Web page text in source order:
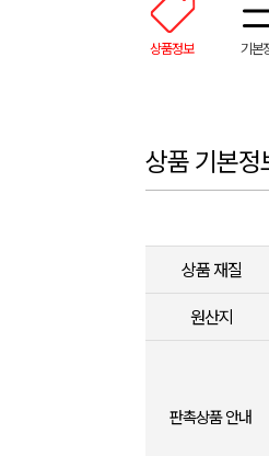
상품정보 기본
상품 기본정
상품 재질
원산지
판촉상품 안내